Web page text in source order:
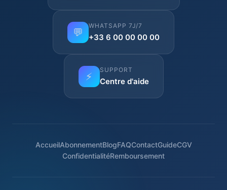
💬
WHATSAPP 7J/7
+33 6 00 00 00 00
⚡
SUPPORT
Centre d'aide
AccueilAbonnementBlogFAQContactGuideCGV
ConfidentialitéRemboursement